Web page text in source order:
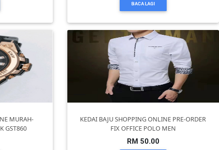
BACA LAGI
MURAH-
GST860
KEDAI BAJU SHOPPING ONLINE PRE-ORDER
FIX OFFICE POLO MEN
RM 50.00